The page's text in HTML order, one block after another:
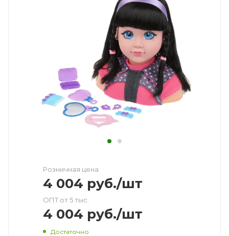
Розничная цена
4 004 руб./шт
ОПТ от 5 тыс.
4 004 руб./шт
Достаточно